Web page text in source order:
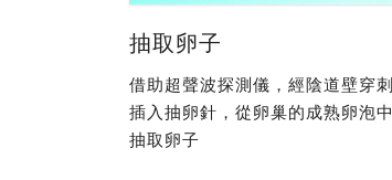
抽取卵子
借助超聲波探測儀，經陰道壁穿刺
插入抽卵針，從卵巢的成熟卵泡中
抽取卵子